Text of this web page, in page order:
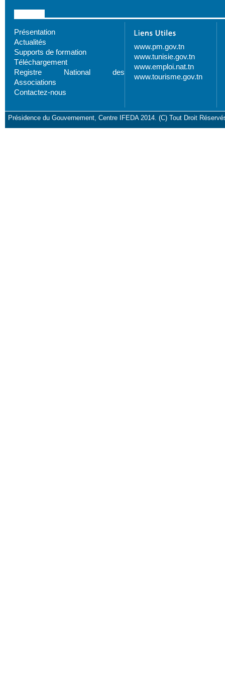
Présentation
Actualités
Supports de formation
Téléchargement
Registre National des
Associations
Contactez-nous
www.pm.gov.tn
www.tunisie.gov.tn
www.emploi.nat.tn
www.tourisme.gov.tn
Présidence du Gouvernement, Centre IFEDA 2014. (C) Tout Droit